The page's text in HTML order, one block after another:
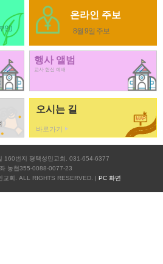
인)
온라인 주보
8월 9일 주보
행사 앨범
교사 헌신 예배
오시는 길
바로가기
160번지 평택성민교회. 031-654-6377
농협355-0088-0077-23
회. ALL RIGHTS RESERVED. | PC 화면